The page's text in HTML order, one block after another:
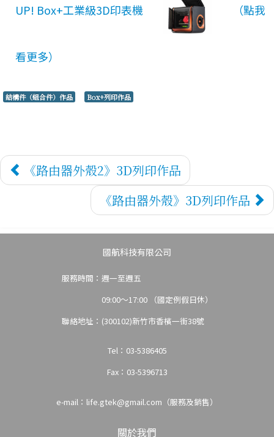
資源
3D免
費試
UP! Box+工業級3D印表機
結構件（組合件）作品 Box+列印作品
《路由器外殼2》3D列印作品
《路由器外殼》3D列印作品
國航科技有限公司
服務時間：週一至週五
09:00～17:00 （國定例假日休）
聯絡地址：(300102)新竹市香檳一街38號
Tel：03-5386405
Fax：03-5396713
e-mail： life.gtek@gmail.com（服務及銷售）
關於我們